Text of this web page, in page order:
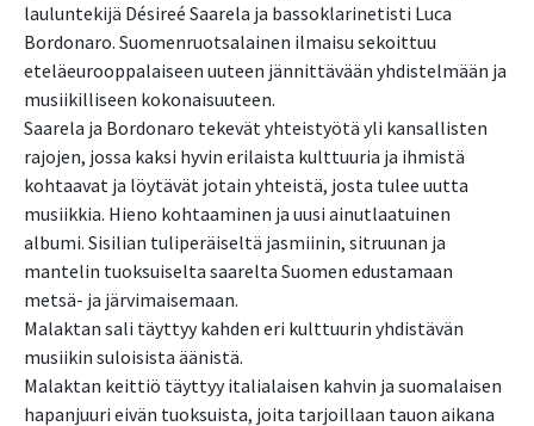
lauluntekijä Désireé Saarela ja bassoklarinetisti Luca
Bordonaro. Suomenruotsalainen ilmaisu sekoittuu
eteläeurooppalaiseen uuteen jännittävään yhdistelmään ja
musiikilliseen kokonaisuuteen.
Saarela ja Bordonaro tekevät yhteistyötä yli kansallisten
rajojen, jossa kaksi hyvin erilaista kulttuuria ja ihmistä
kohtaavat ja löytävät jotain yhteistä, josta tulee uutta
musiikkia. Hieno kohtaaminen ja uusi ainutlaatuinen
albumi. Sisilian tuliperäiseltä jasmiinin, sitruunan ja
mantelin tuoksuiselta saarelta Suomen edustamaan
metsä- ja järvimaisemaan.
Malaktan sali täyttyy kahden eri kulttuurin yhdistävän
musiikin suloisista äänistä.
Malaktan keittiö täyttyy italialaisen kahvin ja suomalaisen
hapanjuuri eivän tuoksuista, joita tarjoillaan tauon aikana